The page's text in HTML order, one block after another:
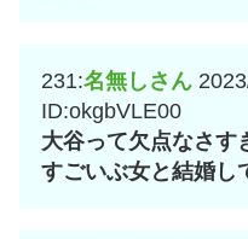
231:名無しさん
ID:okgbVLE00
大谷って欠点なさす
すごいぶ女と結婚し